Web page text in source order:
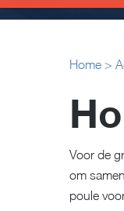
Home >
Voor de
om
poule